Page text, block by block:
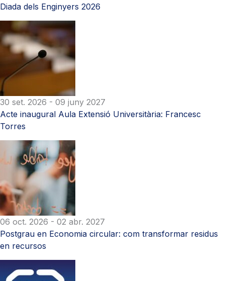
Diada dels Enginyers 2026
30 set. 2026 - 09 juny 2027
Acte inaugural Aula Extensió Universitària: Francesc
Torres
06 oct. 2026 - 02 abr. 2027
Postgrau en Economia circular: com transformar residus
en recursos